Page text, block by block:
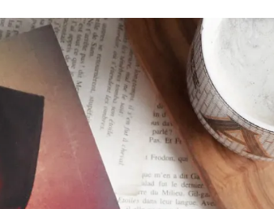
Romans Graphiques
SF – Fantastique –
Fantasy
Challenges Littéraires